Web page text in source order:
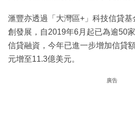
滙豐亦透過「大灣區+」科技信貸
創發展，自2019年6月起已為逾50
信貸融資，今年已進一步增加信貸
元增至11.3億美元。
廣告